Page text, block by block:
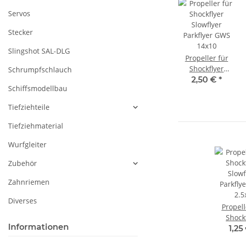
Propeller für
Shockflyer
Slowflyer
2,50 € *
Servos
Stecker
Slingshot SAL-DLG
Schrumpfschlauch
Schiffsmodellbau
Tiefziehteile
Tiefziehmaterial
Wurfgleiter
Zubehör
Zahnriemen
Diverses
Informationen